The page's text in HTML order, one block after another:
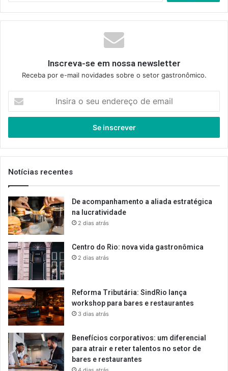
Inscreva-se em nossa newsletter
Receba por e-mail novidades sobre o setor gastronômico.
seu
de
email
Notícias recentes
De acompanhamento a aliada estratégica
na lucratividade
2 dias atrás
Centro do Rio: nova vida gastronômica
2 dias atrás
Reforma Tributária: SindRio lança
workshop para bares e restaurantes
3 dias atrás
Benefícios corporativos: um diferencial
para atrair e reter talentos no setor de
bares e restaurantes